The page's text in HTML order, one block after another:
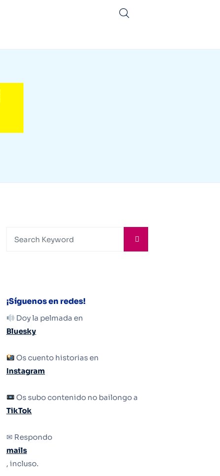
¡Síguenos en redes!
Doy la pelmada en
Bluesky
Os cuento historias en
Instagram
Os subo contenido no bailongo a
TikTok
✉ Respondo
mails
, incluso.